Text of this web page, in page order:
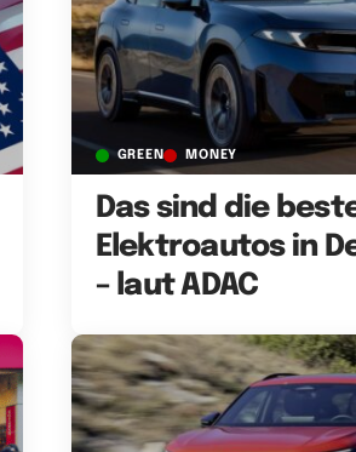
GREEN MONEY
Das sind die
Elektroautos in
– laut ADAC